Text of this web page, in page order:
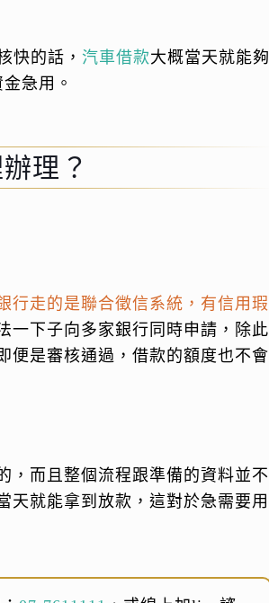
快的話， 汽車借款大概當天就能夠
急用。
理？
行走的是聯合徵信系統，有信用瑕
一下子向多家銀行同時申請，除此
便是審核通過，借款的額度也不會
，而且整個流程跟準備的資料並不
天就能拿到放款，這對於急需要用